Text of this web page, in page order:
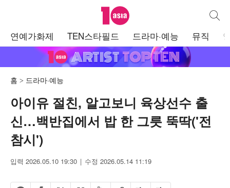
텐아시아 통합
연예가화제 TEN스타필드 드라마·예능 뮤직
홈 드라마·예능
아이유 절친, 알고보니 육상선수 출
신…백반집에서 밥 한 그릇 뚝딱('전
참시')
입력 2026.05.10 19:30 수정 2026.05.14 11:19